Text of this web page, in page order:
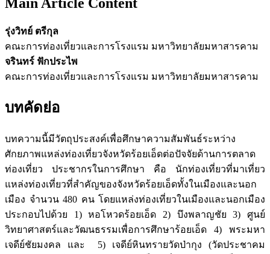
รุ่งวิทย์ ตรีกุล
คณะการท่องเที่ยวและการโรงแรม มหาวิทยาลัยมหาสารคาม
จรินทร์ ฟักประไพ
คณะการท่องเที่ยวและการโรงแรม มหาวิทยาลัยมหาสารคาม
บทคัดย่อ
บทความนี้มีวัตถุประสงค์เพื่อศึกษาความสัมพันธ์ระหว่าง
ศักยภาพแหล่งท่องเที่ยวจังหวัดร้อยเอ็ดต่อปัจจัยด้านการตลาด
ท่องเที่ยว ประชากรในการศึกษา คือ นักท่องเที่ยวที่มาเที่ยว
แหล่งท่องเที่ยวที่สำคัญของจังหวัดร้อยเอ็ดทั้งในเมืองและนอก
เมือง จำนวน 480 คน โดยแหล่งท่องเที่ยวในเมืองและนอกเมือง
ประกอบไปด้วย 1) หอโหวดร้อยเอ็ด 2) บึงพลาญชัย 3) ศูนย์
วิทยาศาสตร์และวัฒนธรรมเพื่อการศึกษาร้อยเอ็ด 4) พระมหา
เจดีย์ชัยมงคล และ 5) เจดีย์หินทรายวัดป่ากุง (วัดประชาคม